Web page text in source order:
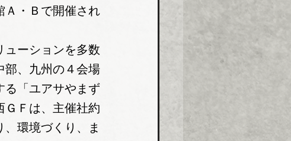
Ａ・Ｂで開催され
ーションを多数
部、九州の４会場
る「ユアサやまず
ＧＦは、主催社約
環境づくり、ま